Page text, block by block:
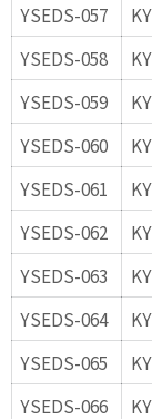
YSEDS-057
YSEDS-058
YSEDS-059
YSEDS-060
YSEDS-061
YSEDS-062
YSEDS-063
YSEDS-064
YSEDS-065
YSEDS-066